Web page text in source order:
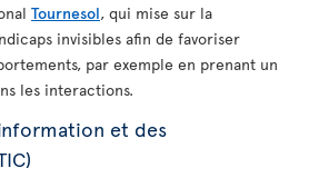
Tournesol, qui mise sur la
invisibles afin de favoriser
par exemple en prenant un
les interactions.
et des